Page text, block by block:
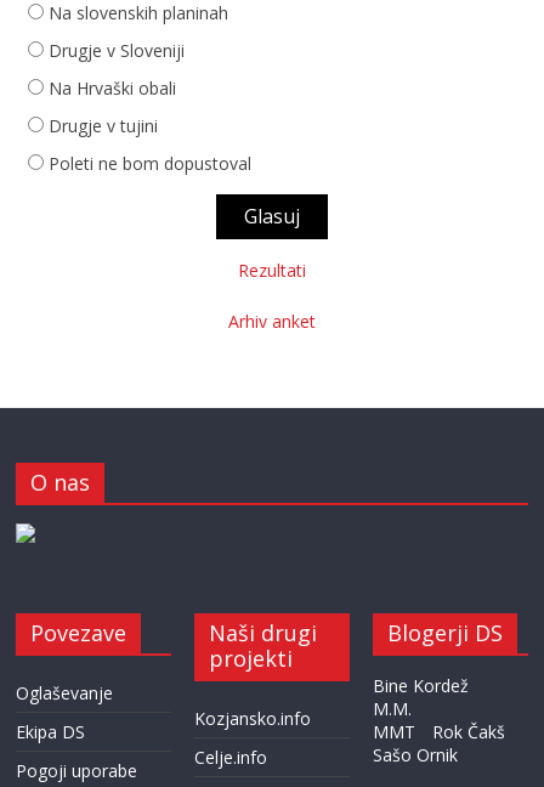
Na slovenskih planinah
Drugje v Sloveniji
Na Hrvaški obali
Drugje v tujini
Poleti ne bom dopustoval
Rezultati
Arhiv anket
O nas
Povezave
Oglaševanje
Ekipa DS
Pogoji uporabe
Naši drugi
projekti
Kozjansko.info
Celje.info
Blogerji DS
Bine Kordež
M.M.
MMT
Rok Čakš
Sašo Ornik